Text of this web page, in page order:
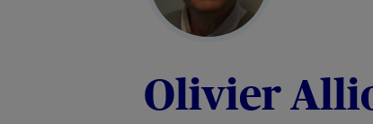
Olivier